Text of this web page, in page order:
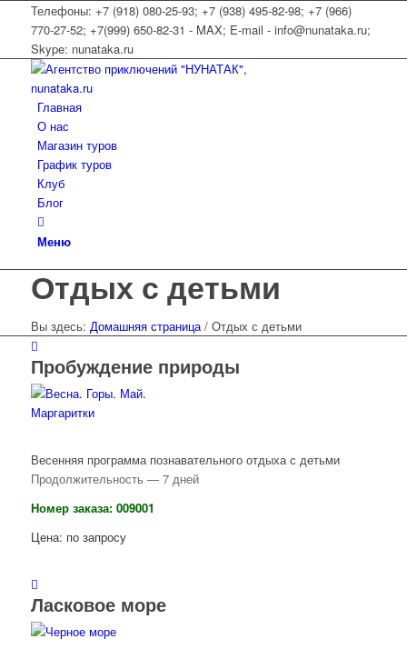
Телефоны: +7 (918) 080-25-93; +7 (938) 495-82-98; +7 (966)
770-27-52; +7(999) 650-82-31 - MAX; E-mail - info@nunataka.ru;
Skype: nunataka.ru
Главная
О нас
Магазин туров
График туров
Клуб
Блог
Меню
Отдых с детьми
Вы здесь: Домашняя страница / Отдых с детьми
Пробуждение природы
Весенняя программа познавательного отдыха с детьми
Продолжительность — 7 дней
Номер заказа: 009001
Цена: по запросу
Ласковое море